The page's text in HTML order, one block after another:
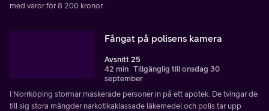
med varor för 8 200 kronor.
Fångat på polisens kamera
Avsnitt 25
42 min Tillgänglig till onsdag 30
september
I Norrköping stormar maskerade personer in på ett apotek. De tvingar de
till sig stora mängder narkotikaklassade läkemedel och polis tar upp